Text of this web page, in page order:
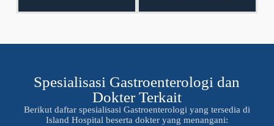
Spesialisasi Gastroenterologi dan
Dokter Terkait
Berikut daftar spesialisasi Gastroenterologi yang tersedia di
Island Hospital beserta dokter yang menangani: